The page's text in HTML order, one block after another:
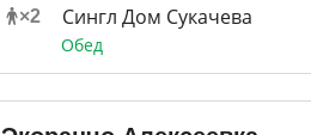
×2 Сингл Дом Сукачева
Обед